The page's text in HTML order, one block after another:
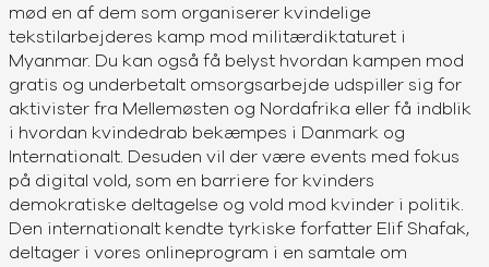
mød en af dem som organiserer kvindelige
tekstilarbejderes kamp mod militærdiktaturet i
Myanmar. Du kan også få belyst hvordan kampen mod
gratis og underbetalt omsorgsarbejde udspiller sig for
aktivister fra Mellemøsten og Nordafrika eller få indblik
i hvordan kvindedrab bekæmpes i Danmark og
Internationalt. Desuden vil der være events med fokus
på digital vold, som en barriere for kvinders
demokratiske deltagelse og vold mod kvinder i politik.
Den internationalt kendte tyrkiske forfatter Elif Shafak,
deltager i vores onlineprogram i en samtale om